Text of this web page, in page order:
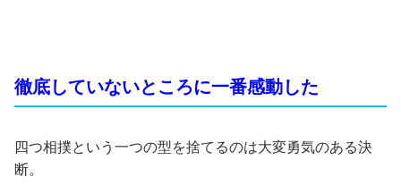
徹底していないところに一番感動した
四つ相撲という一つの型を捨てるのは大変勇気のある決
断。